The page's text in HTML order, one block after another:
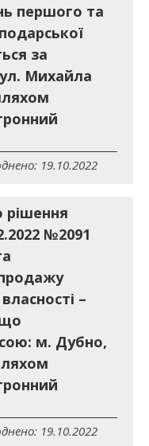
першого та
за
Михайла
19.10.2022
рішення
№2091
–
м. Дубно,
19.10.2022